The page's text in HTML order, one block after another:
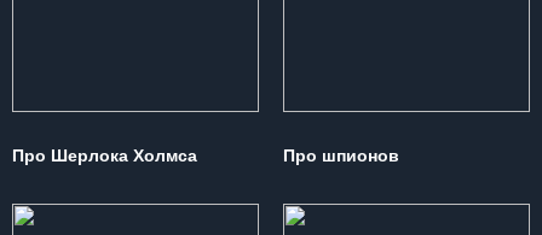
Про Шерлока Холмса Про шпионов